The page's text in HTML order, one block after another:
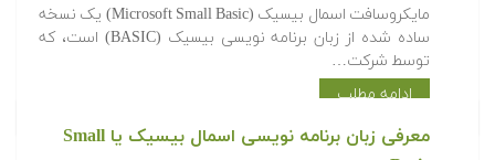
مایکروسافت اسمال بیسیک (Microsoft Small Basic) یک نسخه
ساده شده از زبان برنامه نویسی بیسیک (BASIC) است، که
توسط شرکت…
ادامه مطلب
معرفی زبان برنامه نویسی اسمال بیسیک یا Small